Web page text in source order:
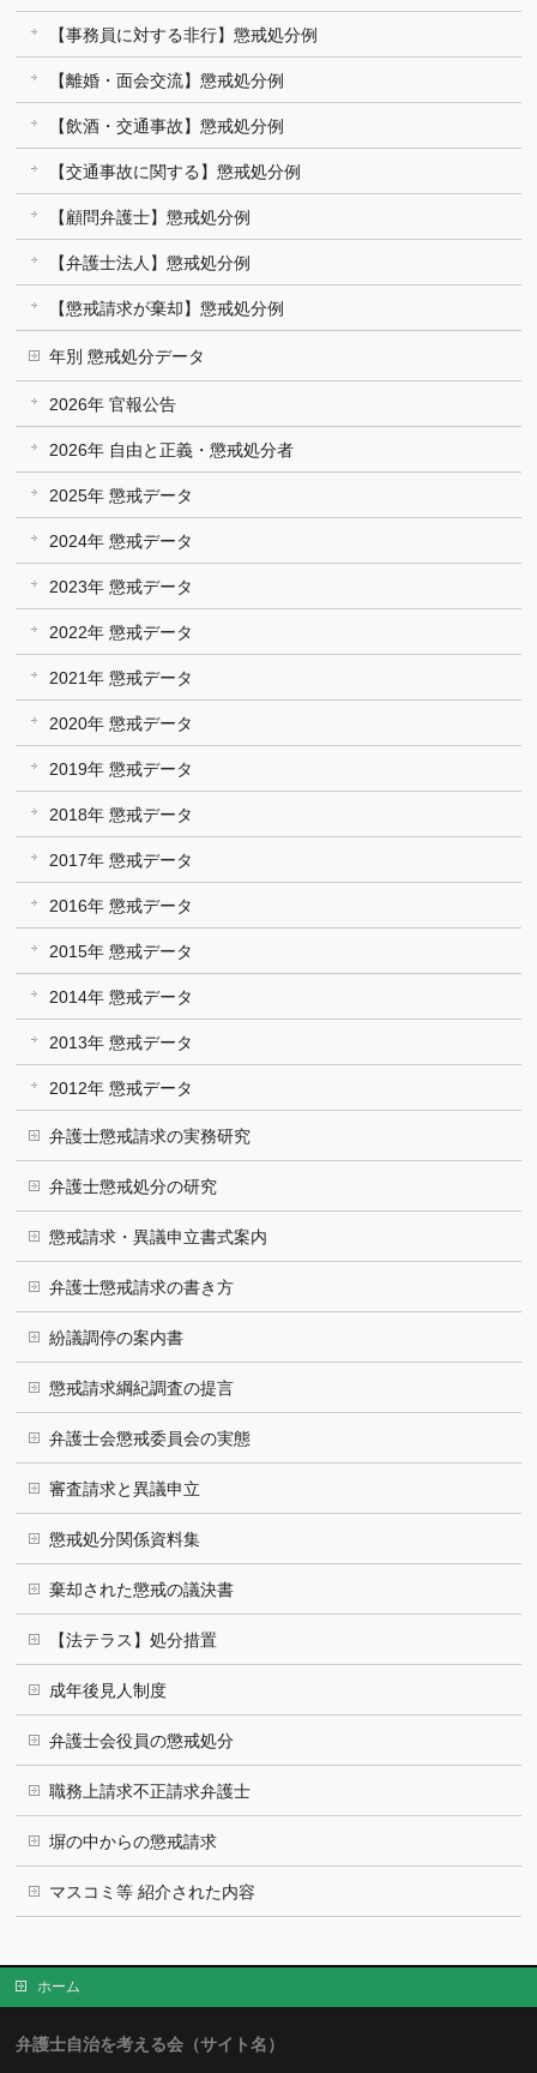
【事務員に対する非行】懲戒処分例
【離婚・面会交流】懲戒処分例
【飲酒・交通事故】懲戒処分例
【交通事故に関する】懲戒処分例
【顧問弁護士】懲戒処分例
【弁護士法人】懲戒処分例
【懲戒請求が棄却】懲戒処分例
年別 懲戒処分データ
2026年 官報公告
2026年 自由と正義・懲戒処分者
2025年 懲戒データ
2024年 懲戒データ
2023年 懲戒データ
2022年 懲戒データ
2021年 懲戒データ
2020年 懲戒データ
2019年 懲戒データ
2018年 懲戒データ
2017年 懲戒データ
2016年 懲戒データ
2015年 懲戒データ
2014年 懲戒データ
2013年 懲戒データ
2012年 懲戒データ
弁護士懲戒請求の実務研究
弁護士懲戒処分の研究
懲戒請求・異議申立書式案内
弁護士懲戒請求の書き方
紛議調停の案内書
懲戒請求綱紀調査の提言
弁護士会懲戒委員会の実態
審査請求と異議申立
懲戒処分関係資料集
棄却された懲戒の議決書
【法テラス】処分措置
成年後見人制度
弁護士会役員の懲戒処分
職務上請求不正請求弁護士
塀の中からの懲戒請求
マスコミ等 紹介された内容
ホーム
弁護士自治を考える会（サイト名）